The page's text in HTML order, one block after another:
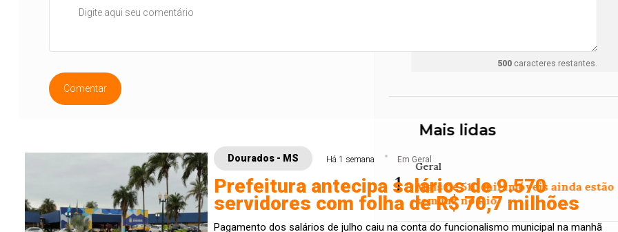
500caracteres restantes.
Comentar
Dourados - MS Há 1 semana Em Geral
Prefeitura antecipa salários de 9.570
servidores com folha de R$ 70,7 milhões
Pagamento dos salários de julho caiu na conta do funcionalismo municipal na manhã
Mais lidas
1
Geral
Mais de 510 mil imóveis ainda estão
sem luz no Rio